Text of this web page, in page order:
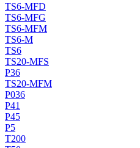
TS6-MFD
TS6-MFG
TS6-MFM
TS6-M
TS6
TS20-MFS
P36
TS20-MFM
P036
P41
P45
P5
T200